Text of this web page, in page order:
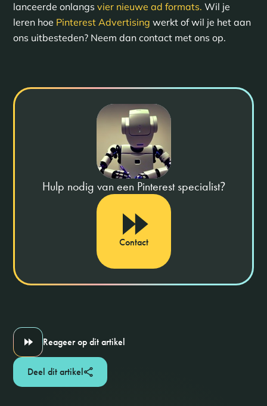
lanceerde onlangs vier nieuwe ad formats. Wil je
leren hoe Pinterest Advertising werkt of wil je het aan
ons uitbesteden? Neem dan contact met ons op.
Hulp nodig van een Pinterest specialist?
Contact
Reageer op dit artikel
Deel dit artikel